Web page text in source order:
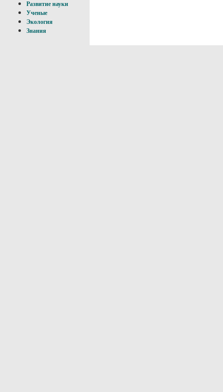
Развитие науки
Ученые
Экология
Знания